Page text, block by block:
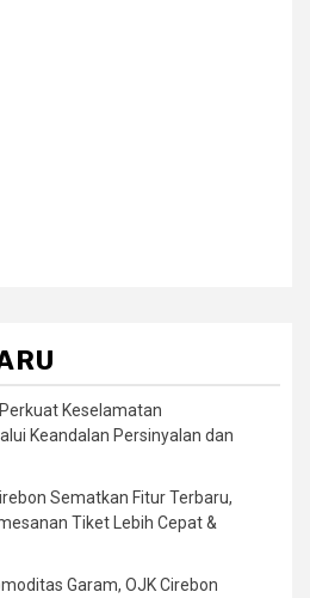
Keselamatan
Keandalan Persinyalan dan
Sematkan Fitur Terbaru,
Tiket Lebih Cepat &
Garam, OJK Cirebon